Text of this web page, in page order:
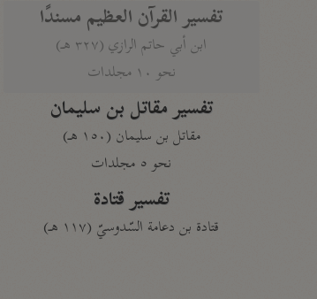
تفسير القرآن العظيم مسندًا
ابن أبي حاتم الرازي (٣٢٧ هـ)
نحو ١٠ مجلدات
تفسير مقاتل بن سليمان
مقاتل بن سليمان (١٥٠ هـ)
نحو ٥ مجلدات
تفسير قتادة
قتادة بن دعامة السّدوسيّ (١١٧ هـ)